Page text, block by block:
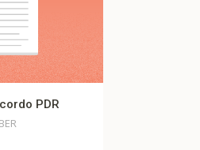
TI Trust Accordo Misure